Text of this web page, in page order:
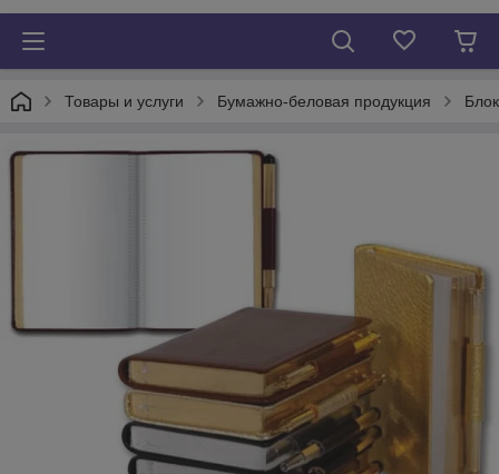
Товары и услуги Бумажно-беловая продукция